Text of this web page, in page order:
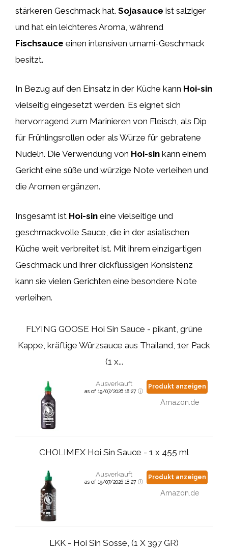
stärkeren Geschmack hat. Sojasauce ist salziger
und hat ein leichteres Aroma, während
Fischsauce einen intensiven umami-Geschmack
besitzt.
In Bezug auf den Einsatz in der Küche kann Hoi-sin
vielseitig eingesetzt werden. Es eignet sich
hervorragend zum Marinieren von Fleisch, als Dip
für Frühlingsrollen oder als Würze für gebratene
Nudeln. Die Verwendung von Hoi-sin kann einem
Gericht eine süße und würzige Note verleihen und
die Aromen ergänzen.
Insgesamt ist Hoi-sin eine vielseitige und
geschmackvolle Sauce, die in der asiatischen
Küche weit verbreitet ist. Mit ihrem einzigartigen
Geschmack und ihrer dickflüssigen Konsistenz
kann sie vielen Gerichten eine besondere Note
verleihen.
FLYING GOOSE Hoi Sin Sauce - pikant, grüne
Kappe, kräftige Würzsauce aus Thailand, 1er Pack
(1 x...
Ausverkauft
as of 19/07/2026 18:27
Produkt anzeigen
Amazon.de
CHOLIMEX Hoi Sin Sauce - 1 x 455 ml
Ausverkauft
as of 19/07/2026 18:27
Produkt anzeigen
Amazon.de
LKK - Hoi Sin Sosse, (1 X 397 GR)